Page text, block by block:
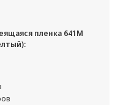
пленка 641M